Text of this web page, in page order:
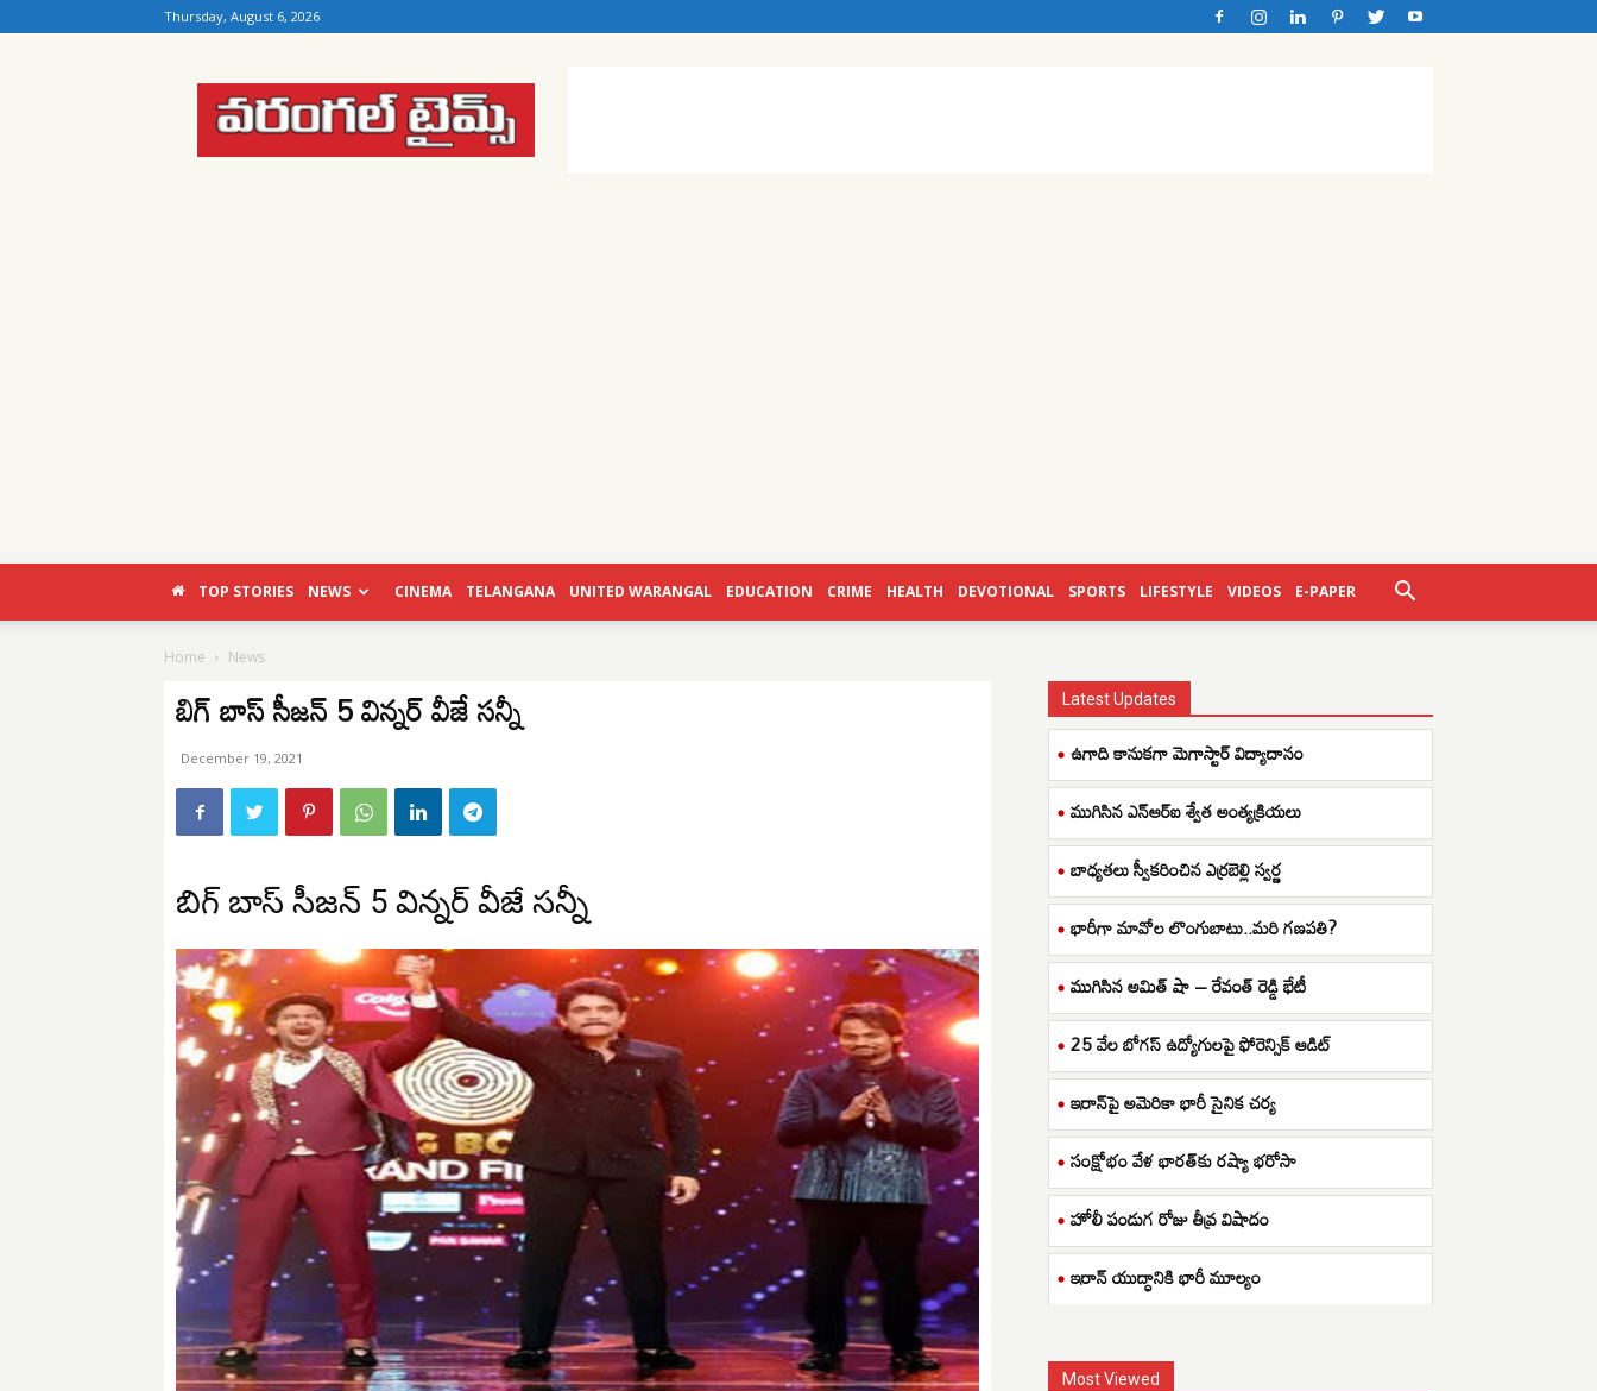
Thursday, August 6, 2026
Warangal
Times
TOP STORIES NEWS CINEMA TELANGANA UNITED WARANGAL EDUCATION CRIME HEALTH DEVOTIONAL SPORTS LIFESTYLE VIDEOS E-PAPER
Home News
బిగ్ బాస్ సీజన్ 5 విన్నర్ వీజే సన్నీ
December 19, 2021
బిగ్ బాస్ సీజన్ 5 విన్నర్ వీజే సన్నీ
Latest Updates
ఉగాది కానుకగా మెగాస్టార్ విద్యాదానం
ముగిసిన ఎన్ఆర్ఐ శ్వేత అంత్యక్రియలు
బాధ్యతలు స్వీకరించిన ఎర్రబెల్లి స్వర్ణ
భారీగా మావోల లొంగుబాటు..మరి గణపతి?
ముగిసిన అమిత్ షా – రేవంత్ రెడ్డి భేటీ
25 వేల బోగస్ ఉద్యోగులపై ఫోరెన్సిక్ ఆడిట్
ఇరాన్‌పై అమెరికా భారీ సైనిక చర్య
సంక్షోభం వేళ భారత్‌కు రష్యా భరోసా
హోలీ పండుగ రోజు తీవ్ర విషాదం
ఇరాన్ యుద్ధానికి భారీ మూల్యం
Most Viewed